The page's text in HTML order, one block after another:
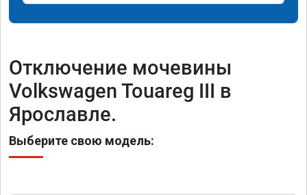
Отключение мочевины
Volkswagen Touareg III в
Ярославле.
Выберите свою модель: